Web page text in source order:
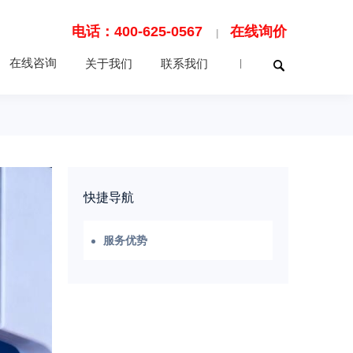
电话：400-625-0567 在线询价
在线咨询 关于我们 联系我们
快捷导航
服务优势